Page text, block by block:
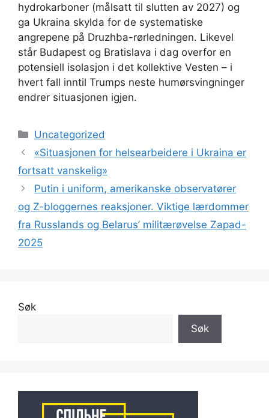
hydrokarboner (målsatt til slutten av 2027) og
ga Ukraina skylda for de systematiske
angrepene på Druzhba-rørledningen. Likevel
står Budapest og Bratislava i dag overfor en
potensiell isolasjon i det kollektive Vesten – i
hvert fall inntil Trumps neste humørsvingninger
endrer situasjonen igjen.
Kategorier
Uncategorized
«Situasjonen for helsearbeidere i Ukraina er
fortsatt vanskelig»
Putin i uniform, amerikanske observatører
og Z-bloggernes reaksjoner. Viktige lærdommer
fra Russlands og Belarus’ militærøvelse Zapad-
2025
Søk
Søk